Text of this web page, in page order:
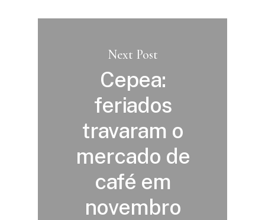
Next Post
Cepea:
feriados
travaram o
mercado de
café em
novembro